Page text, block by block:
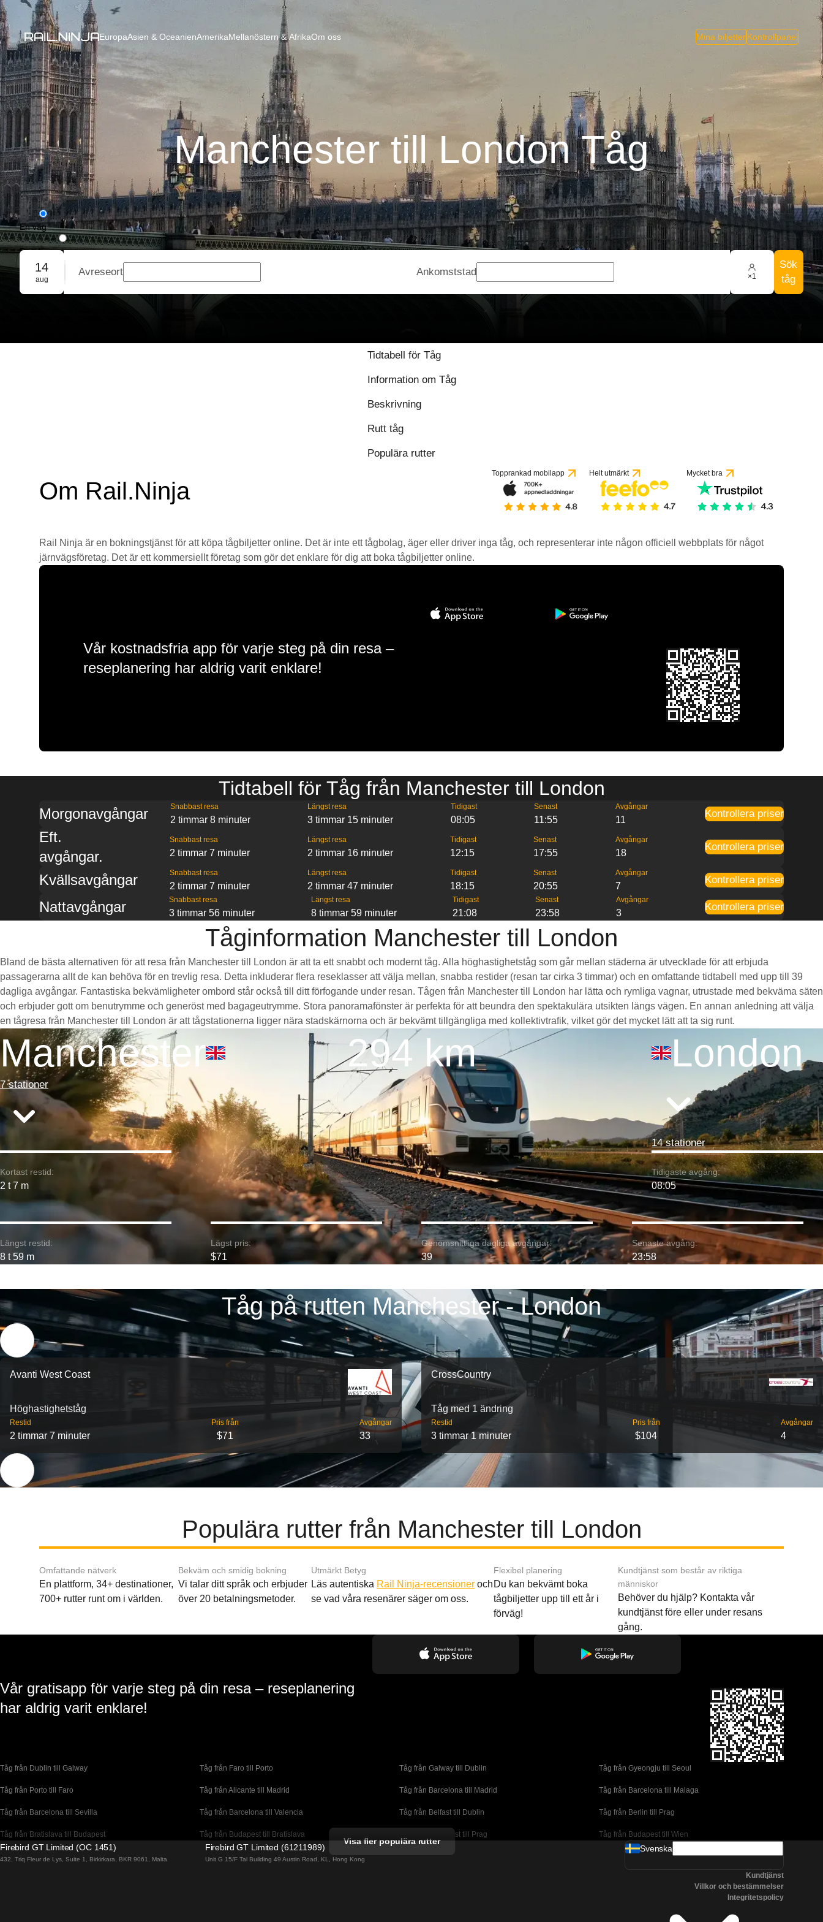
EuropaAsien & OceanienAmerikaMellanöstern & AfrikaOm oss Mina biljetterKontrollpanel
Manchester till London Tåg
En väg
Rundresa
Gruppbokning
14
aug
Avreseort Ankomststad ×1
Sök
tåg
Tidtabell för Tåg
Information om Tåg
Beskrivning
Rutt tåg
Populära rutter
Om Rail.Ninja
Topprankad mobilapp Helt utmärkt Mycket bra
Rail Ninja är en bokningstjänst för att köpa tågbiljetter online. Det är inte ett tågbolag, äger eller driver inga tåg, och representerar inte någon officiell webbplats för något
järnvägsföretag. Det är ett kommersiellt företag som gör det enklare för dig att boka tågbiljetter online.
Vår kostnadsfria app för varje steg på din resa –
reseplanering har aldrig varit enklare!
Tidtabell för Tåg från Manchester till London
Morgonavgångar Snabbast resa
2 timmar 8 minuter
Längst resa
3 timmar 15 minuter
Tidigast
08:05
Senast
11:55
Avgångar
11
Kontrollera priser
Eft.
avgångar.
Snabbast resa
2 timmar 7 minuter
Längst resa
2 timmar 16 minuter
Tidigast
12:15
Senast
17:55
Avgångar
18
Kontrollera priser
Kvällsavgångar Snabbast resa
2 timmar 7 minuter
Längst resa
2 timmar 47 minuter
Tidigast
18:15
Senast
20:55
Avgångar
7
Kontrollera priser
Nattavgångar Snabbast resa
3 timmar 56 minuter
Längst resa
8 timmar 59 minuter
Tidigast
21:08
Senast
23:58
Avgångar
3
Kontrollera priser
Tåginformation Manchester till London
Bland de bästa alternativen för att resa från Manchester till London är att ta ett snabbt och modernt tåg. Alla höghastighetståg som går mellan städerna är utvecklade för att erbjuda
passagerarna allt de kan behöva för en trevlig resa. Detta inkluderar flera reseklasser att välja mellan, snabba restider (resan tar cirka 3 timmar) och en omfattande tidtabell med upp till 39
dagliga avgångar. Fantastiska bekvämligheter ombord står också till ditt förfogande under resan. Tågen från Manchester till London har lätta och rymliga vagnar, utrustade med bekväma säten
och erbjuder gott om benutrymme och generöst med bagageutrymme. Stora panoramafönster är perfekta för att beundra den spektakulära utsikten längs vägen. En annan anledning att välja
en tågresa från Manchester till London är att tågstationerna ligger nära stadskärnorna och är bekvämt tillgängliga med kollektivtrafik, vilket gör det mycket lätt att ta sig runt.
Manchester
7 stationer
294 km London
14 stationer
Kortast restid:
2 t 7 m
Tidigaste avgång:
08:05
Längst restid:
8 t 59 m
Lägst pris:
$71
Genomsnittliga dagliga avgångar:
39
Senaste avgång:
23:58
Tåg på rutten Manchester - London
Avanti West Coast
Höghastighetståg
Restid
2 timmar 7 minuter
Pris från
$71
Avgångar
33
CrossCountry
Tåg med 1 ändring
Restid
3 timmar 1 minuter
Pris från
$104
Avgångar
4
Populära rutter från Manchester till London
Omfattande nätverk
En plattform, 34+ destinationer,
700+ rutter runt om i världen.
Bekväm och smidig bokning
Vi talar ditt språk och erbjuder
över 20 betalningsmetoder.
Utmärkt Betyg
Läs autentiska Rail Ninja-recensioneroch
se vad våra resenärer säger om oss.
Flexibel planering
Du kan bekvämt boka
tågbiljetter upp till ett år i
förväg!
Kundtjänst som består av riktiga
människor
Behöver du hjälp? Kontakta vår
kundtjänst före eller under resans
gång.
Vår gratisapp för varje steg på din resa – reseplanering
har aldrig varit enklare!
Tåg från Dublin till Galway Tåg från Faro till Porto Tåg från Galway till Dublin Tåg från Gyeongju till Seoul
Tåg från Porto till Faro Tåg från Alicante till Madrid Tåg från Barcelona till Madrid Tåg från Barcelona till Malaga
Tåg från Barcelona till Sevilla Tåg från Barcelona till Valencia Tåg från Belfast till Dublin Tåg från Berlin till Prag
Tåg från Bratislava till Budapest Tåg från Budapest till Bratislava Tåg från Budapest till Prag Tåg från Budapest till Wien
Tåg från Coimbra till Lissabon Tåg från Coimbra till Porto Tåg från Dublin till Belfast
Visa fler populära rutter
Firebird GT Limited (OC 1451)
432, Triq Fleur de Lys, Suite 1, Birkirkara, BKR 9061, Malta
Firebird GT Limited (61211989)
Unit G 15/F Tal Building 49 Austin Road, KL, Hong Kong
Svenska
Kundtjänst
Villkor och bestämmelser
Integritetspolicy